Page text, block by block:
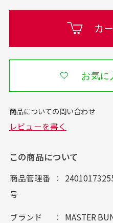
カ
お気に
この商品について
商品管理番
号
ブランド
MASTER